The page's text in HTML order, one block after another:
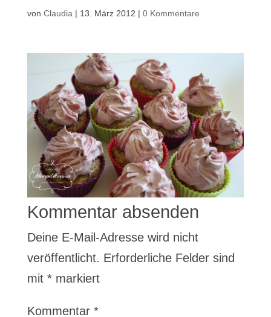
von Claudia | 13. März 2012 | 0 Kommentare
Kommentar absenden
Deine E-Mail-Adresse wird nicht
veröffentlicht. Erforderliche Felder sind
mit *markiert
Kommentar *